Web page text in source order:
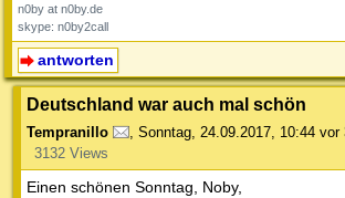
n0by at n0by.de
skype: n0by2call
antworten
Deutschland war auch mal schön
Tempranillo , Sonntag, 24.09.2017, 10:44 vor
3132 Views
Einen schönen Sonntag, Noby,